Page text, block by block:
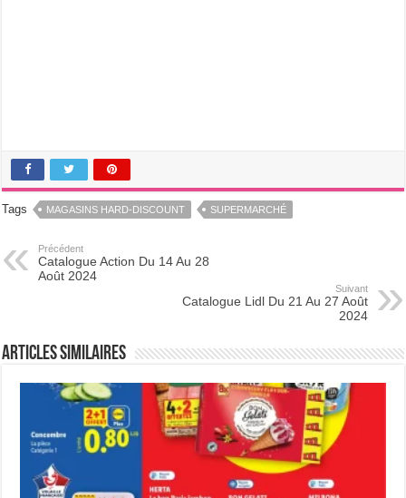
Tags MAGASINS HARD-DISCOUNT SUPERMARCHÉ
Précédent
Catalogue Action Du 14 Au 28
Août 2024
Suivant
Catalogue Lidl Du 21 Au 27 Août
2024
Articles Similaires